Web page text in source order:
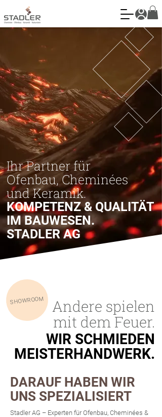
Ihr Partner für
Ofenbau, Cheminées
und Keramik.
KOMPETENZ & QUALITÄT
IM BAUWESEN.
STADLER AG
SHOWROOM Andere spielen
mit dem Feuer.
WIR SCHMIEDEN
MEISTERHANDWERK.
WIR SCHMIEDEN
MEISTERHANDWERK.
DARAUF HABEN WIR
UNS SPEZIALISIERT
Stadler AG – Experten für Ofenbau, Cheminées &